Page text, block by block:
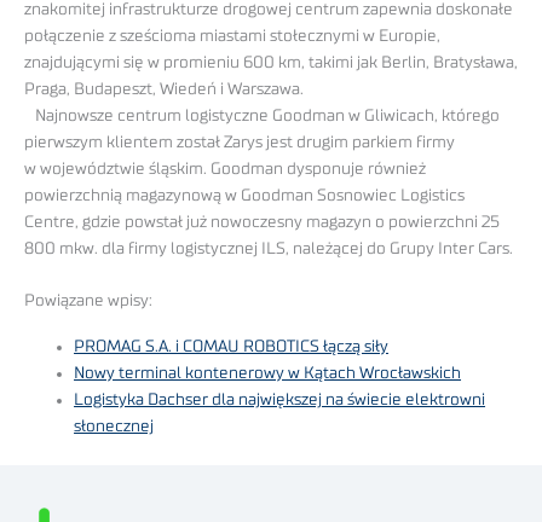
znakomitej infrastrukturze drogowej centrum zapewnia doskonałe
połączenie z sześcioma miastami stołecznymi w Europie,
znajdującymi się w promieniu 600 km, takimi jak Berlin, Bratysława,
Praga, Budapeszt, Wiedeń i Warszawa.
Najnowsze centrum logistyczne Goodman w Gliwicach, którego
pierwszym klientem został Zarys jest drugim parkiem firmy
w województwie śląskim. Goodman dysponuje również
powierzchnią magazynową w Goodman Sosnowiec Logistics
Centre, gdzie powstał już nowoczesny magazyn o powierzchni 25
800 mkw. dla firmy logistycznej ILS, należącej do Grupy Inter Cars.
Powiązane wpisy:
PROMAG S.A. i COMAU ROBOTICS łączą siły
Nowy terminal kontenerowy w Kątach Wrocławskich
Logistyka Dachser dla największej na świecie elektrowni
słonecznej